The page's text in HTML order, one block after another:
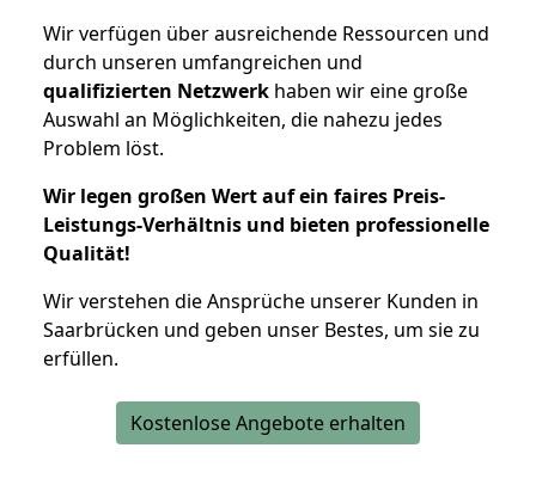
Wir verfügen über ausreichende Ressourcen und
durch unseren umfangreichen und
qualifizierten Netzwerk haben wir eine große
Auswahl an Möglichkeiten, die nahezu jedes
Problem löst.
Wir legen großen Wert auf ein faires Preis-
Leistungs-Verhältnis und bieten professionelle
Qualität!
Wir verstehen die Ansprüche unserer Kunden in
Saarbrücken und geben unser Bestes, um sie zu
erfüllen.
Kostenlose Angebote erhalten